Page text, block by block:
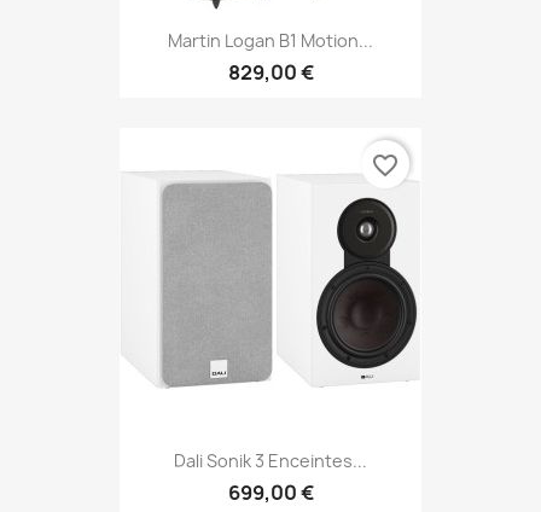
Martin Logan B1 Motion...
829,00 €
Dali Sonik 3 Enceintes...
699,00 €
favorite_border